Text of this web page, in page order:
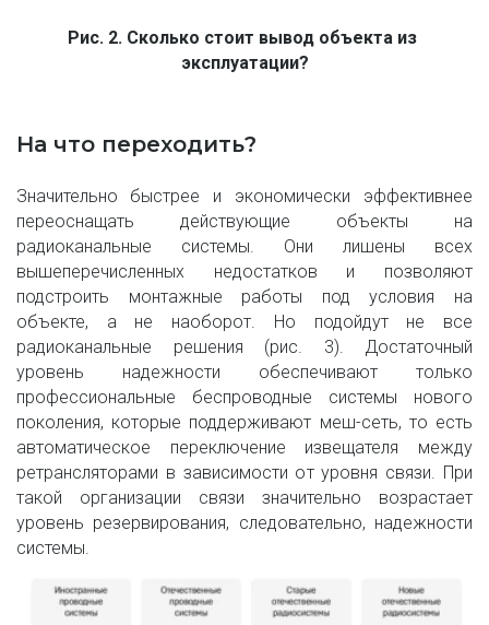
Рис. 2. Сколько стоит вывод объекта из
эксплуатации?
На что переходить?
Значительно быстрее и экономически эффективнее
переоснащать действующие объекты на
радиоканальные системы. Они лишены всех
вышеперечисленных недостатков и позволяют
подстроить монтажные работы под условия на
объекте, а не наоборот. Но подойдут не все
радиоканальные решения (рис. 3). Достаточный
уровень надежности обеспечивают только
профессиональные беспроводные системы нового
поколения, которые поддерживают меш-сеть, то есть
автоматическое переключение извещателя между
ретрансляторами в зависимости от уровня связи. При
такой организации связи значительно возрастает
уровень резервирования, следовательно, надежности
системы.